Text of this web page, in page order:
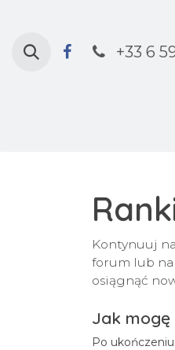
+33 6
Kontynuuj
forum lub
osiągnąć
Jak mogę
Po